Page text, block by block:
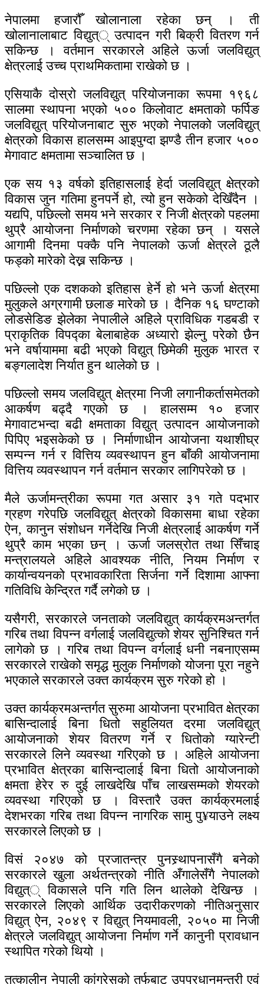
नेपालमा हजारौँ खोलानाला रहेका छन् । ती
खोलानालाबाट विद्युत्् उत्पादन गरी बिक्री वितरण गर्न
सकिन्छ । वर्तमान सरकारले अहिले ऊर्जा जलविद्युत्
क्षेत्रलाई उच्च प्राथमिकतामा राखेको छ ।
एसियाकै दोस्रो जलविद्युत् परियोजनाका रूपमा १९६८
सालमा स्थापना भएको ५०० किलोवाट क्षमताको फर्पिङ
जलविद्युत् परियोजनाबाट सुरु भएको नेपालको जलविद्युत्
क्षेत्रको विकास हालसम्म आइपुग्दा झण्डै तीन हजार ५००
मेगावाट क्षमतामा सञ्चालित छ ।
एक सय १३ वर्षको इतिहासलाई हेर्दा जलविद्युत् क्षेत्रको
विकास जुन गतिमा हुनपर्ने हो, त्यो हुन सकेको देखिँदैन ।
यद्यपि, पछिल्लो समय भने सरकार र निजी क्षेत्रको पहलमा
थुप्रै आयोजना निर्माणको चरणमा रहेका छन् । यसले
आगामी दिनमा पक्कै पनि नेपालको ऊर्जा क्षेत्रले ठूलै
फड्को मारेको देख्न सकिन्छ ।
पछिल्लो एक दशकको इतिहास हेर्ने हो भने ऊर्जा क्षेत्रमा
मुलुकले अग्रगामी छलाङ मारेको छ । दैनिक १६ घण्टाको
लोडसेडिङ झेलेका नेपालीले अहिले प्राविधिक गडबडी र
प्राकृतिक विपद्का बेलाबाहेक अध्यारो झेल्नु परेको छैन
भने वर्षायाममा बढी भएको विद्युत् छिमेकी मुलुक भारत र
बङ्गलादेश निर्यात हुन थालेको छ ।
पछिल्लो समय जलविद्युत् क्षेत्रमा निजी लगानीकर्तासमेतको
आकर्षण बढ्दै गएको छ । हालसम्म १० हजार
मेगावाटभन्दा बढी क्षमताका विद्युत् उत्पादन आयोजनाको
पिपिए भइसकेको छ । निर्माणाधीन आयोजना यथाशीघ्र
सम्पन्न गर्न र वित्तिय व्यवस्थापन हुन बाँकी आयोजनामा
वित्तिय व्यवस्थापन गर्न वर्तमान सरकार लागिपरेको छ ।
मैले ऊर्जामन्त्रीका रूपमा गत असार ३१ गते पदभार
ग्रहण गरेपछि जलविद्युत् क्षेत्रको विकासमा बाधा रहेका
ऐन, कानुन संशोधन गर्नेदेखि निजी क्षेत्रलाई आकर्षण गर्ने
थुप्रै काम भएका छन् । ऊर्जा जलस्रोत तथा सिँचाइ
मन्त्रालयले अहिले आवश्यक नीति, नियम निर्माण र
कार्यान्वयनको प्रभावकारिता सिर्जना गर्ने दिशामा आफ्ना
गतिविधि केन्द्रित गर्दै लगेको छ ।
यसैगरी, सरकारले जनताको जलविद्युत् कार्यक्रमअन्तर्गत
गरिब तथा विपन्न वर्गलाई जलविद्युत्को शेयर सुनिश्चित गर्न
लागेको छ । गरिब तथा विपन्न वर्गलाई धनी नबनाएसम्म
सरकारले राखेको समृद्ध मुलुक निर्माणको योजना पूरा नहुने
भएकाले सरकारले उक्त कार्यक्रम सुरु गरेको हो ।
उक्त कार्यक्रमअन्तर्गत सुरुमा आयोजना प्रभावित क्षेत्रका
बासिन्दालाई बिना धितो सहुलियत दरमा जलविद्युत्
आयोजनाको शेयर वितरण गर्ने र धितोको ग्यारेन्टी
सरकारले लिने व्यवस्था गरिएको छ । अहिले आयोजना
प्रभावित क्षेत्रका बासिन्दालाई बिना धितो आयोजनाको
क्षमता हेरेर रु दुई लाखदेखि पाँच लाखसम्मको शेयरको
व्यवस्था गरिएको छ । विस्तारै उक्त कार्यक्रमलाई
देशभरका गरिब तथा विपन्न नागरिक सामु पु¥याउने लक्ष्य
सरकारले लिएको छ ।
विसं २०४७ को प्रजातन्त्र पुनस्र्थापनासँगै बनेको
सरकारले खुला अर्थतन्त्रको नीति अँगालेसँगै नेपालको
विद्युत्् विकासले पनि गति लिन थालेको देखिन्छ ।
सरकारले लिएको आर्थिक उदारीकरणको नीतिअनुसार
विद्युत् ऐन, २०४९ र विद्युत् नियमावली, २०५० मा निजी
क्षेत्रले जलविद्युत् आयोजना निर्माण गर्ने कानुनी प्रावधान
स्थापित गरेको थियो ।
तत्कालीन नेपाली कांग्रेसको तर्फबाट उपप्रधानमन्त्री एवं